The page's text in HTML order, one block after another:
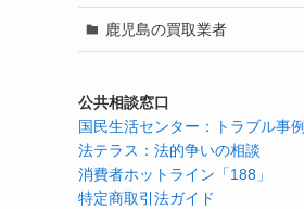
鹿児島の買取業者
公共相談窓口
国民生活センター：トラブル事例
法テラス：法的争いの相談
消費者ホットライン「188」
特定商取引法ガイド